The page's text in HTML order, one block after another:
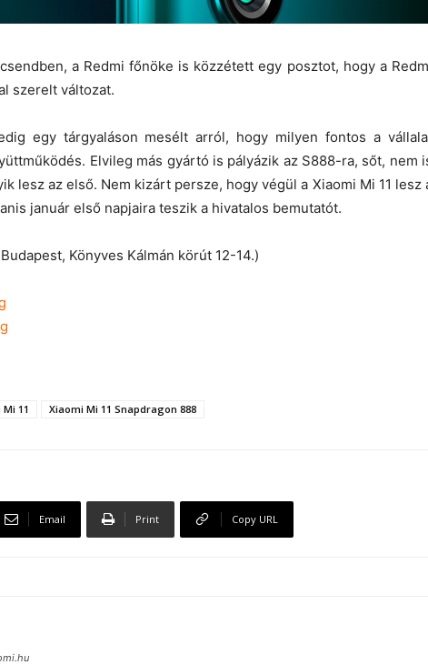
a Redmi főnöke is közzétett egy posztot, hogy a
szerelt változat.
egy tárgyaláson mesélt arról, hogy milyen fontos a
Elvileg más gyártó is pályázik az S888-ra, sőt, nem
lesz az első. Nem kizárt persze, hogy végül a Xiaomi Mi 11 lesz
január első napjaira teszik a hivatalos bemutatót.
Könyves Kálmán körút 12-14.)
11 Xiaomi Mi 11 Snapdragon 888
Email Print Copy URL